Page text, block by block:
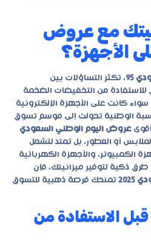
مع عروض
الأجهزة؟
95
، تكثر التساؤلات بين
من التخفيضات الضخمة
سواء كانت على الأجهزة الإلكترونية
الوطنية تحولت إلى موسم تسوق
عروض اليوم الوطني السعودي
أو العطور، بل تمتد لتشمل
الكمبيوتر، والأجهزة الكهربائية
ذكية لتوفير ميزانيتك، فإن
تمنحك فرصة ذهبية للتسوق
الاستفادة من